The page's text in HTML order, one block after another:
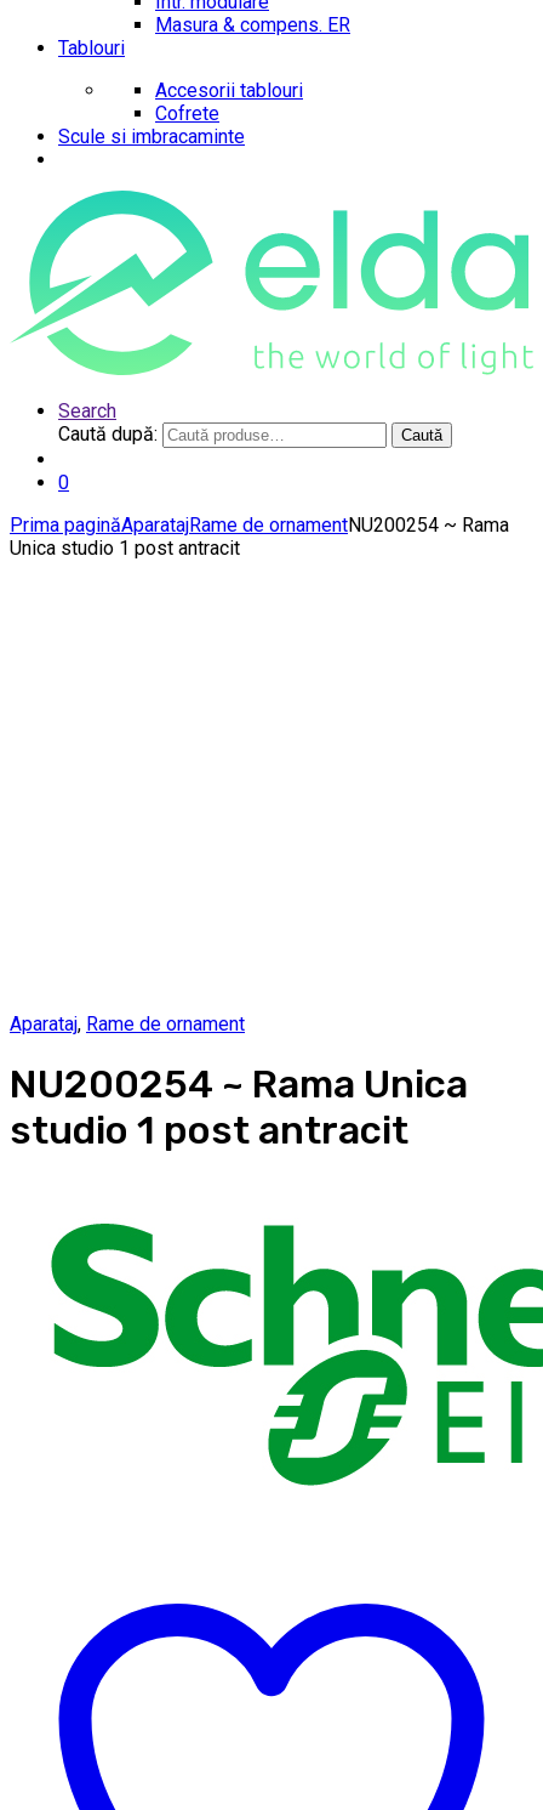
Masura & compens. ER
Tablouri
Accesorii tablouri
Cofrete
Scule si imbracaminte
Search
Caută după:
Caută
0
Prima paginăAparatajRame de ornamentNU200254 ~ Rama
Unica studio 1 post antracit
Aparataj, Rame de ornament
NU200254 ~ Rama Unica
studio 1 post antracit